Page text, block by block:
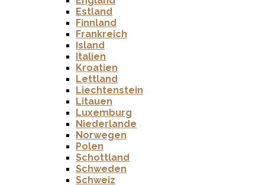
Estland
Finnland
Frankreich
Island
Italien
Kroatien
Lettland
Liechtenstein
Litauen
Luxemburg
Niederlande
Norwegen
Polen
Schottland
Schweden
Schweiz